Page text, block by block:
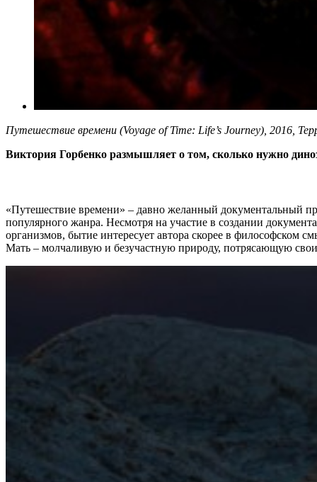
Путешествие времени (Voyage of Time: Life’s Journey), 2016,
Виктория Горбенко размышляет о том, сколько нужно
«Путешествие времени» – давно желанный документальный
популярного жанра. Несмотря на участие в создании
организмов, бытие интересует автора скорее в философском
Мать – молчаливую и безучастную природу, потрясающую